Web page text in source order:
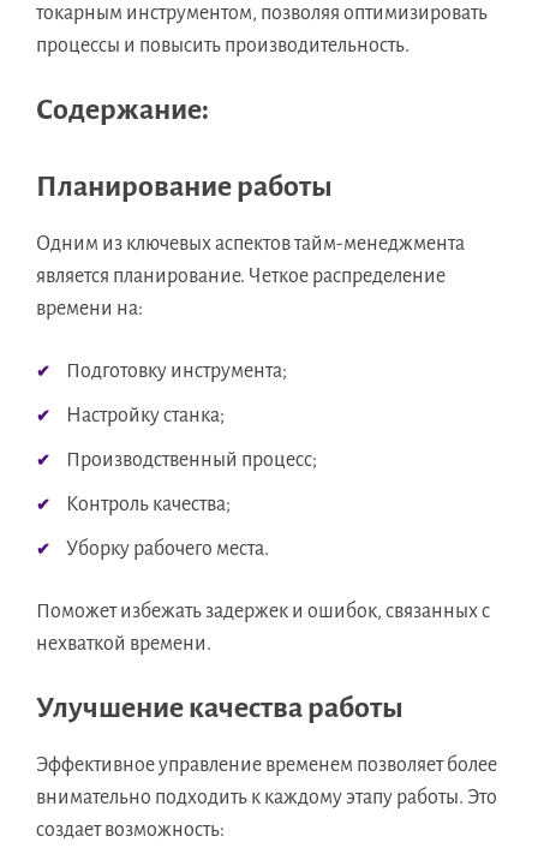
токарным инструментом, позволяя оптимизировать
процессы и повысить производительность.
Содержание:
Планирование работы
Одним из ключевых аспектов тайм-менеджмента
является планирование. Четкое распределение
времени на:
Подготовку инструмента;
Настройку станка;
Производственный процесс;
Контроль качества;
Уборку рабочего места.
Поможет избежать задержек и ошибок, связанных с
нехваткой времени.
Улучшение качества работы
Эффективное управление временем позволяет более
внимательно подходить к каждому этапу работы. Это
создает возможность: